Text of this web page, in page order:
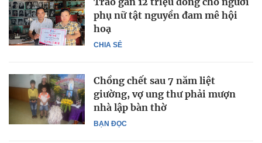
CHIA SẺ
phụ nữ tật nguyền đam mê hội
hoạ
BẠN ĐỌC
Chồng chết sau 7 năm liệt
giường, vợ ung thư phải mượn
nhà lập bàn thờ